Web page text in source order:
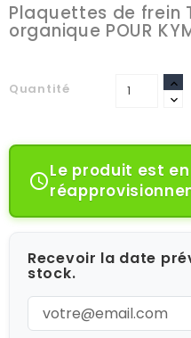
Plaquettes de frein
organique POUR
Quantité
Le produit est
Recevoir la date
stock.